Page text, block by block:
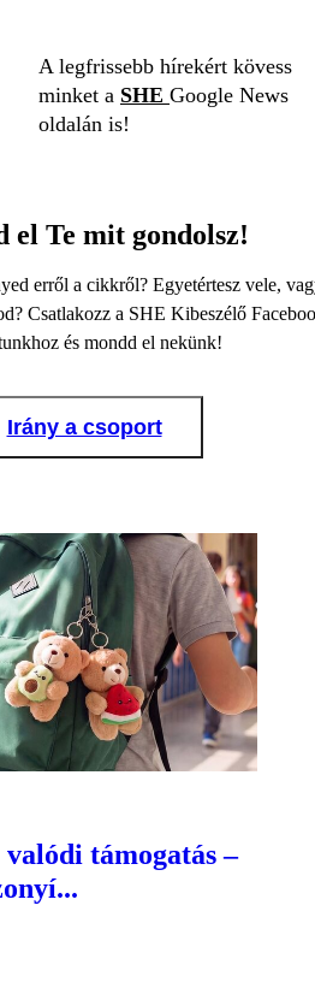
A legfrissebb hírekért kövess
minket a SHE Google News
oldalán is!
el Te mit gondolsz!
erről a cikkről? Egyetértesz vele,
Csatlakozz a SHE Kibeszélő
és mondd el nekünk!
Irány a csoport
valódi támogatás –